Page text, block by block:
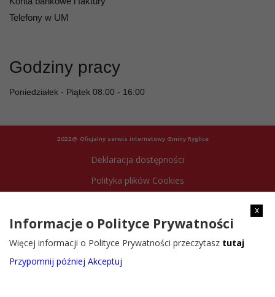
Telefony w UM
Godziny pracy
Poniedziałek - Piątek 08:00 - 16:00
2022@ Oficjalny serwis internetowy Gminy Ryglice
Deklaracja dostępności
Polityka plików Cookies
x
Informacje o Polityce Prywatności
Więcej informacji o Polityce Prywatności przeczytasz tutaj
Przypomnij później Akceptuj